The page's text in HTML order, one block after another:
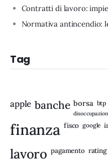
Contratti di lavoro:
Normativa antincendio:
Tag
apple banche borsa btp
finanza fisco google
lavoro pagamento rating